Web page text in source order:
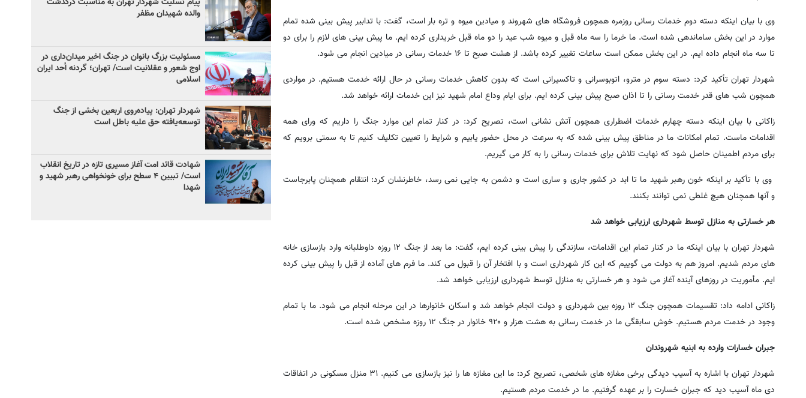
وی با بیان اینکه دسته دوم خدمات رسانی روزمره همچون فروشگاه های شهروند و میادین میوه و تره بار است، گفت: با تدابیر پیش بینی شده تمام
موارد در این بخش ساماندهی شده است. ما خرما را سه ماه قبل و میوه شب عید را دو ماه قبل خریداری کرده ایم. ما پیش بینی های لازم را برای دو
تا سه ماه انجام داده ایم. در این بخش ممکن است ساعات تغییر کرده باشد. از هشت صبح تا ۱۶ خدمات رسانی در میادین انجام می شود.
شهردار تهران تأکید کرد: دسته سوم در مترو، اتوبوسرانی و تاکسیرانی است که بدون کاهش خدمات رسانی در حال ارائه خدمت هستیم. در مواردی
همچون شب های قدر خدمت رسانی را تا اذان صبح پیش بینی کرده ایم. برای ایام وداع امام شهید نیز این خدمات ارائه خواهد شد.
زاکانی با بیان اینکه دسته چهارم خدمات اضطراری همچون آتش نشانی است، تصریح کرد: در کنار تمام این موارد جنگ را داریم که ورای همه
اقدامات ماست. تمام امکانات ما در مناطق پیش بینی شده که به سرعت در محل حضور یابیم و شرایط را تعیین تکلیف کنیم تا به سمتی برویم که
برای مردم اطمینان حاصل شود که نهایت تلاش برای خدمات رسانی را به کار می گیریم.
وی با تأکید بر اینکه خون رهبر شهید ما تا ابد در کشور جاری و ساری است و دشمن به جایی نمی رسد، خاطرنشان کرد: انتقام همچنان پابرجاست
و آنها همچنان هیچ غلطی نمی توانند بکنند.
هر خسارتی به منازل توسط شهرداری ارزیابی خواهد شد
شهردار تهران با بیان اینکه ما در کنار تمام این اقدامات، سازندگی را پیش بینی کرده ایم، گفت: ما بعد از جنگ ۱۲ روزه داوطلبانه وارد بازسازی خانه
های مردم شدیم. امروز هم به دولت می گوییم که این کار شهرداری است و با افتخار آن را قبول می کند. ما فرم های آماده از قبل را پیش بینی کرده
ایم. مأموریت در روزهای آینده آغاز می شود و هر خسارتی به منازل توسط شهرداری ارزیابی خواهد شد.
زاکانی ادامه داد: تقسیمات همچون جنگ ۱۲ روزه بین شهرداری و دولت انجام خواهد شد و اسکان خانوارها در این مرحله انجام می شود. ما با تمام
وجود در خدمت مردم هستیم. خوش سابقگی ما در خدمت رسانی به هشت هزار و ۹۲۰ خانوار در جنگ ۱۲ روزه مشخص شده است.
جبران خسارات وارده به ابنیه شهروندان
شهردار تهران با اشاره به آسیب دیدگی برخی مغازه های شخصی، تصریح کرد: ما این مغازه ها را نیز بازسازی می کنیم. ۳۱ منزل مسکونی در اتفاقات
دی ماه آسیب دید که جبران خسارت را بر عهده گرفتیم. ما در خدمت مردم هستیم.
والده شهیدان مظفر
مسئولیت بزرگ بانوان در جنگ اخیر میدان‌داری‌ در
اوج شعور و عقلانیت است/ تهران؛ گردنه اُحد ایران
اسلامی
شهردار تهران: پیاده‌روی اربعین بخشی از جنگ
توسعه‌یافته حق علیه باطل است
شهادت قائد امت آغاز مسیری تازه در تاریخ انقلاب
است/ تبیین ۴ سطح برای خونخواهی رهبر شهید و
شهدا